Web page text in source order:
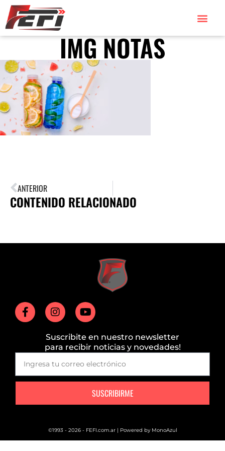
IMG NOTAS
ANTERIOR
CONTENIDO RELACIONADO
Suscribite en nuestro newsletter
para recibir noticias y novedades!
SUSCRIBIRME
©1993 - 2026 - FEFI.com.ar | Powered by MonoAzul